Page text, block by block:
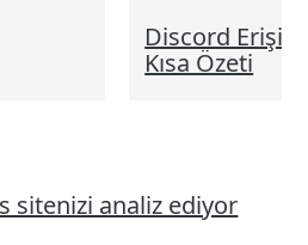
Discord
Kısa Özeti
sitenizi analiz ediyor